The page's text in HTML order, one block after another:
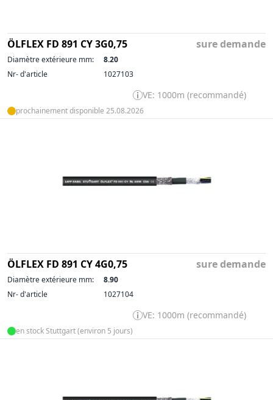
ÖLFLEX FD 891 CY 3G0,75 sure demande
Diamètre extérieure mm:
8.20
Nr- d'article
1027103
VE: 1000m (recommandé)
prochainement disponible 25.08.2026
ÖLFLEX FD 891 CY 4G0,75 sure demande
Diamètre extérieure mm:
8.90
Nr- d'article
1027104
VE: 1000m (recommandé)
en stock Stuttgart (environ 5 jours)